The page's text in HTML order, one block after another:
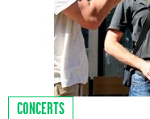
CONCERTS